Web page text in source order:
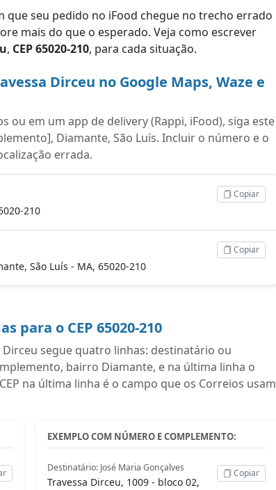
seu pedido no iFood chegue no trecho errado
mais do que o esperado. Veja como escrever
, CEP 65020-210, para cada situação.
Dirceu no Google Maps, Waze e
ou em um app de delivery (Rappi, iFood), siga este
Diamante, São Luís. Incluir o número e o
errada.
210
Copiar
São Luís - MA, 65020-210
Copiar
para o CEP 65020-210
segue quatro linhas: destinatário ou
bairro Diamante, e na última linha o
na última linha é o campo que os Correios usam
EXEMPLO COM NÚMERO E COMPLEMENTO:
Destinatário: José Maria Gonçalves
Travessa Dirceu, 1009 - bloco 02,
Copiar